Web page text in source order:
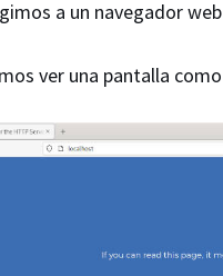
a un navegador
ver una pantalla